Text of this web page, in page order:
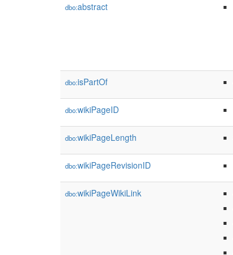
dbo:abstract
dbo:isPartOf
dbo:wikiPageID
dbo:wikiPageLength
dbo:wikiPageRevisionID
dbo:wikiPageWikiLink